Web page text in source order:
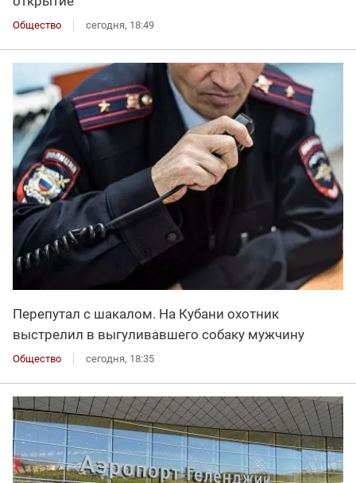
Общество сегодня, 18:49
Перепутал с шакалом. На Кубани охотник
выстрелил в выгуливавшего собаку мужчину
Общество сегодня, 18:35